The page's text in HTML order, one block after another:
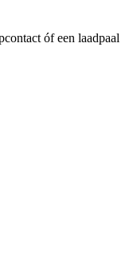
óf een laadpaal